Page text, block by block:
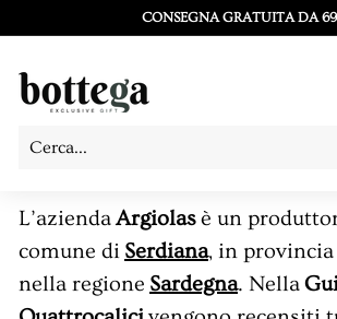
direttamente
contenuti
CONSEGNA GRATUITA DA
B
e
g
a
L’aziendaArgiolasè un
comune di Serdiana, in
nella regione Sardegna. Nella